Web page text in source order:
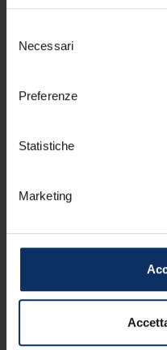
delNecessari
Preferenze
Statistiche
Marketing
pin_drop